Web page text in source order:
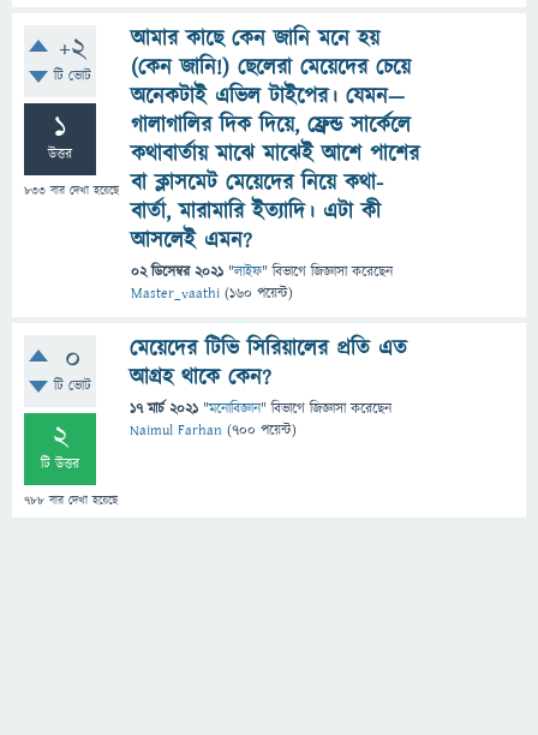
+2
টি ভোট
1
উত্তর
833 বার দেখা হয়েছে
আমার কাছে কেন জানি মনে হয়
(কেন জানি!) ছেলেরা মেয়েদের চেয়ে
অনেকটাই এভিল টাইপের। যেমন—
গালাগালির দিক দিয়ে, ফ্রেন্ড সার্কেলে
কথাবার্তায় মাঝে মাঝেই আশে পাশের
বা ক্লাসমেট মেয়েদের নিয়ে কথা-
বার্তা, মারামারি ইত্যাদি। এটা কী
আসলেই এমন?
02 ডিসেম্বর 2021 "লাইফ" বিভাগে জিজ্ঞাসাকরেছেন
Master_vaathi (160 পয়েন্ট)
0
টি ভোট
2
টি উত্তর
788 বার দেখা হয়েছে
মেয়েদের টিভি সিরিয়ালের প্রতি এত
আগ্রহ থাকে কেন?
17 মার্চ 2021 "মনোবিজ্ঞান" বিভাগে জিজ্ঞাসাকরেছেন
Naimul Farhan (700 পয়েন্ট)